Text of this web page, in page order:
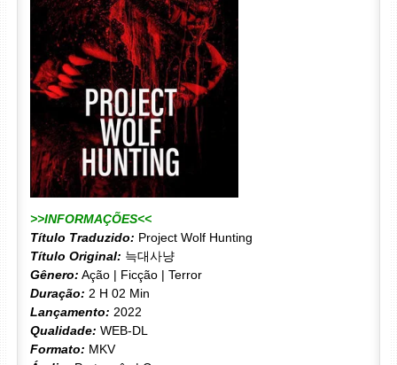
>>INFORMAÇÕES<<
Título Traduzido: Project Wolf Hunting
Título Original: 늑대사냥
Gênero: Ação | Ficção | Terror
Duração: 2 H 02 Min
Lançamento: 2022
Qualidade: WEB-DL
Formato: MKV